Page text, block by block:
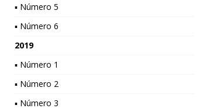
▪ Número 5
▪ Número 6
2019
▪ Número 1
▪ Número 2
▪ Número 3